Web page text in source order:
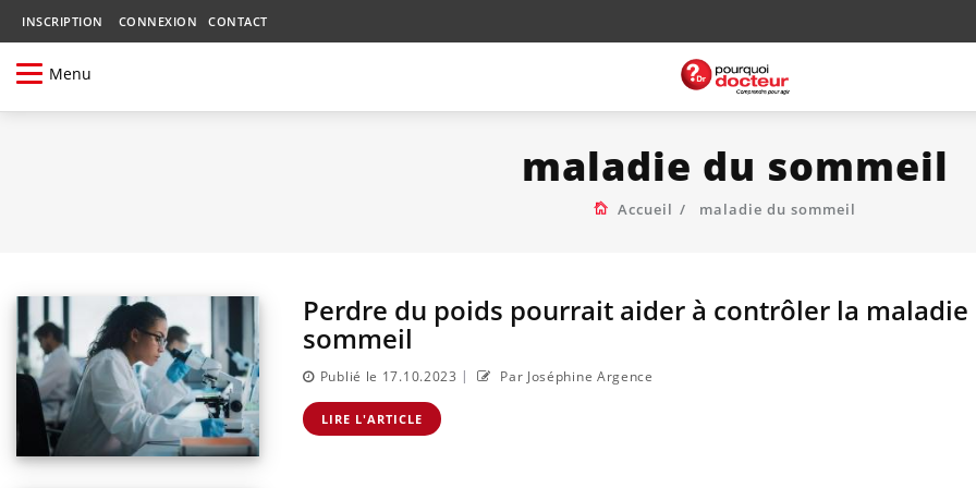
INSCRIPTION CONNEXION CONTACT
Menu
maladie du sommeil
Accueil maladie du sommeil
Perdre du poids pourrait aider à contrôler la maladie
sommeil
Publié le 17.10.2023 | Par Joséphine Argence
LIRE L'ARTICLE